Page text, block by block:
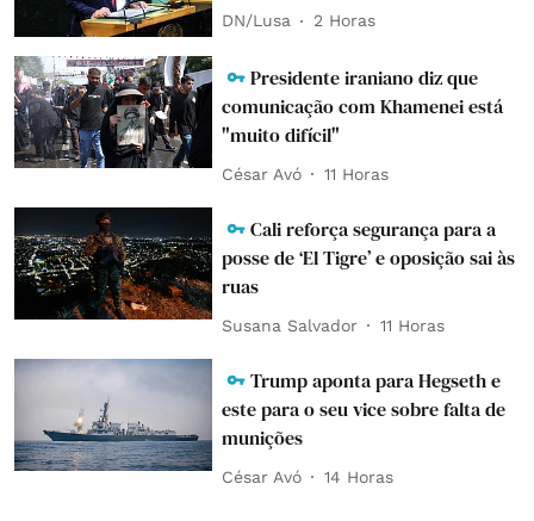
DN/Lusa 2 Horas
Presidente iraniano diz que
comunicação com Khamenei está
"muito difícil"
César Avó 11 Horas
Cali reforça segurança para a
posse de ‘El Tigre’ e oposição sai às
ruas
Susana Salvador 11 Horas
Trump aponta para Hegseth e
este para o seu vice sobre falta de
munições
César Avó 14 Horas